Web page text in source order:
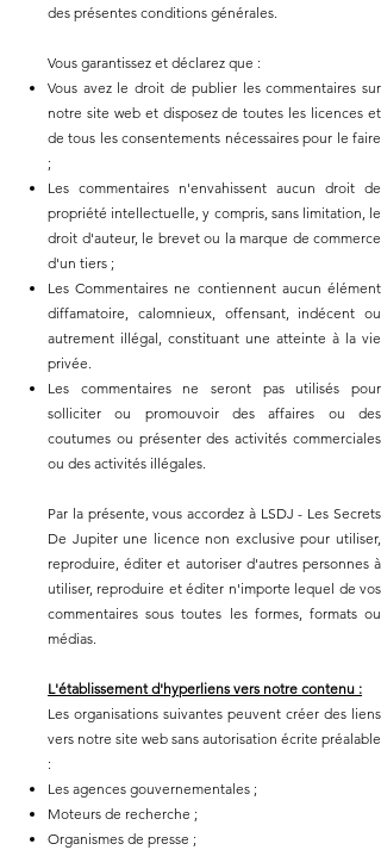
des présentes conditions générales.
Vous garantissez et déclarez que :
Vous avez le droit de publier les commentaires sur
notre site web et disposez de toutes les licences et
de tous les consentements nécessaires pour le faire
;
Les commentaires n'envahissent aucun droit de
propriété intellectuelle, y compris, sans limitation, le
droit d'auteur, le brevet ou la marque de commerce
d'un tiers ;
Les Commentaires ne contiennent aucun élément
diffamatoire, calomnieux, offensant, indécent ou
autrement illégal, constituant une atteinte à la vie
privée.
Les commentaires ne seront pas utilisés pour
solliciter ou promouvoir des affaires ou des
coutumes ou présenter des activités commerciales
ou des activités illégales.
Par la présente, vous accordez à LSDJ - Les Secrets
De Jupiter une licence non exclusive pour utiliser,
reproduire, éditer et autoriser d'autres personnes à
utiliser, reproduire et éditer n'importe lequel de vos
commentaires sous toutes les formes, formats ou
médias.
L'établissement d'hyperliens vers notre contenu :
Les organisations suivantes peuvent créer des liens
vers notre site web sans autorisation écrite préalable
:
Les agences gouvernementales ;
Moteurs de recherche ;
Organismes de presse ;